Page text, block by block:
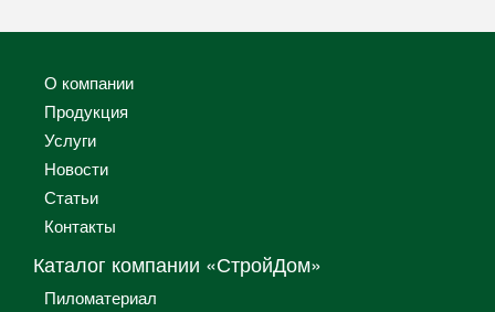
О компании
Продукция
Услуги
Новости
Статьи
Контакты
Каталог компании «СтройДом»
Пиломатериал